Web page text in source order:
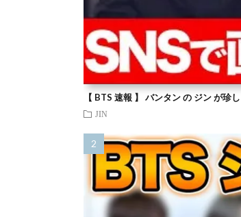
【 BTS 速報 】 バンタン の ジン が
JIN